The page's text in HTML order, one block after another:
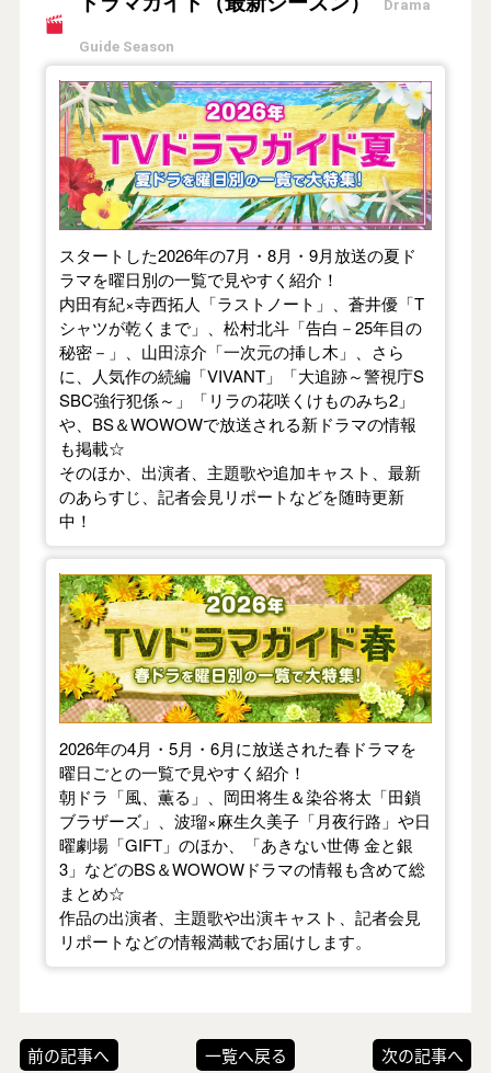
Drama
Guide Season
【2026年夏】TVドラマガイド
スタートした2026年の7月・8月・9月放送の夏ド
ラマを曜日別の一覧で見やすく紹介！
内田有紀×寺西拓人「ラストノート」、蒼井優「T
シャツが乾くまで」、松村北斗「告白－25年目の
秘密－」、山田涼介「一次元の挿し木」、さら
に、人気作の続編「VIVANT」「大追跡～警視庁S
SBC強行犯係～」「リラの花咲くけものみち2」
や、BS＆WOWOWで放送される新ドラマの情報
も掲載☆
そのほか、出演者、主題歌や追加キャスト、最新
のあらすじ、記者会見リポートなどを随時更新
中！
【2026年春】TVドラマガイド
2026年の4月・5月・6月に放送された春ドラマを
曜日ごとの一覧で見やすく紹介！
朝ドラ「風、薫る」、岡田将生＆染谷将太「田鎖
ブラザーズ」、波瑠×麻生久美子「月夜行路」や日
曜劇場「GIFT」のほか、「あきない世傳 金と銀
3」などのBS＆WOWOWドラマの情報も含めて総
まとめ☆
作品の出演者、主題歌や出演キャスト、記者会見
リポートなどの情報満載でお届けします。
前の記事へ 一覧へ戻る 次の記事へ